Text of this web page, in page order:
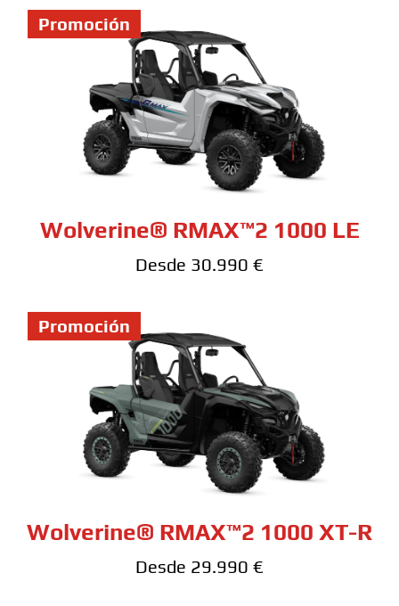
Promoción
Wolverine® RMAX™2 1000 LE
Desde 30.990 €
Promoción
Wolverine® RMAX™2 1000 XT-R
Desde 29.990 €